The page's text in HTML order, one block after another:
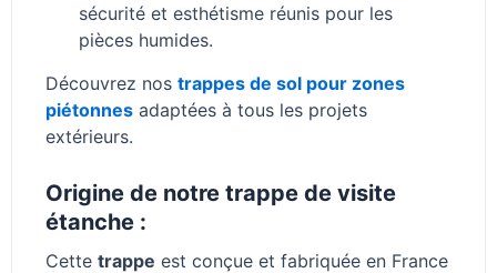
sécurité et esthétisme réunis pour les
pièces humides.
Découvrez nos trappes de sol pour zones
piétonnes adaptées à tous les projets
extérieurs.
Origine de notre trappe de visite
étanche :
Cette trappe est conçue et fabriquée en France